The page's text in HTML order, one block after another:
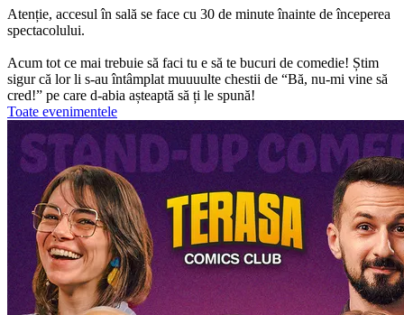
Atenție, accesul în sală se face cu 30 de minute înainte de începerea
spectacolului.
Acum tot ce mai trebuie să faci tu e să te bucuri de comedie! Știm
sigur că lor li s-au întâmplat muuuulte chestii de “Bă, nu-mi vine să
cred!” pe care d-abia așteaptă să ți le spună!
Toate evenimentele